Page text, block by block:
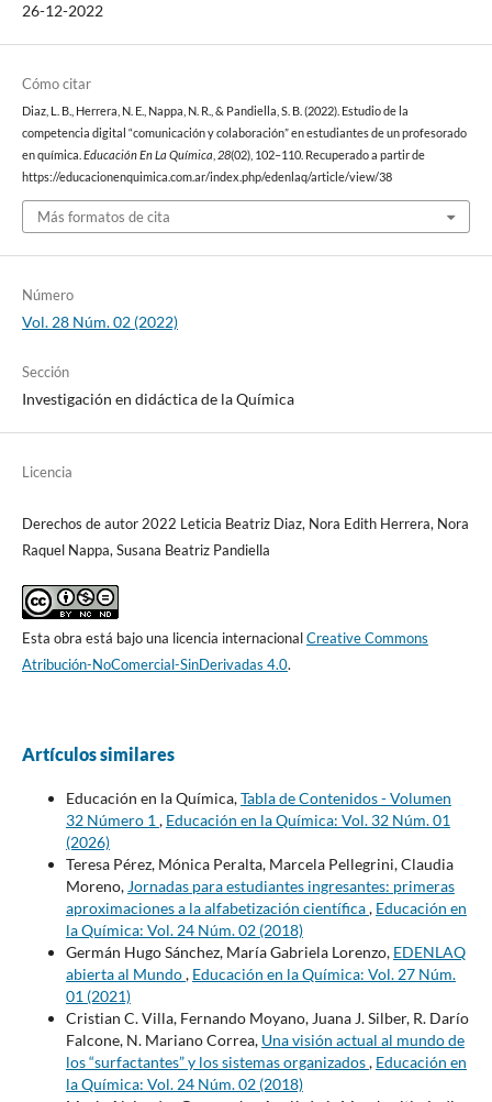
26-12-2022
Cómo citar
Diaz, L. B., Herrera, N. E., Nappa, N. R., & Pandiella, S. B. (2022). Estudio de la
competencia digital “comunicación y colaboración” en estudiantes de un profesorado
en química. Educación En La Química 28(02), 102–110. Recuperado a partir de
https://educacionenquimica.com.ar/index.php/edenlaq/article/view/38
Más formatos de cita
Número
Vol. 28 Núm. 02 (2022)
Sección
Investigación en didáctica de la Química
Licencia
Derechos de autor 2022 Leticia Beatriz Diaz, Nora Edith Herrera, Nora
Raquel Nappa, Susana Beatriz Pandiella
Esta obra está bajo una licencia internacionalCreative Commons
Atribución-NoComercial-SinDerivadas 4.0.
Artículos similares
Educación en la Química,Tabla de Contenidos - Volumen
32 Número 1 , Educación en la Química: Vol. 32 Núm. 01
(2026)
Teresa Pérez, Mónica Peralta, Marcela Pellegrini, Claudia
Moreno, Jornadas para estudiantes ingresantes: primeras
aproximaciones a la alfabetización científica, Educación en
la Química: Vol. 24 Núm. 02 (2018)
Germán Hugo Sánchez, María Gabriela Lorenzo, EDENLAQ
abierta al Mundo, Educación en la Química: Vol. 27 Núm.
01 (2021)
Cristian C. Villa, Fernando Moyano, Juana J. Silber, R. Darío
Falcone, N. Mariano Correa, Una visión actual al mundo de
los “surfactantes” y los sistemas organizados, Educación en
la Química: Vol. 24 Núm. 02 (2018)